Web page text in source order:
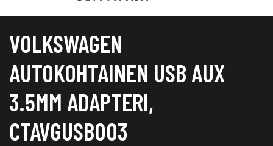
VOLKSWAGEN
AUTOKOHTAINEN USB AUX
3.5MM ADAPTERI,
CTAVGUSB003